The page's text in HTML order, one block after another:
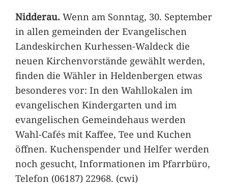
Nidderau.Wenn am Sonntag, 30. September
in allen gemeinden der Evangelischen
Landeskirchen Kurhessen-Waldeck die
neuen Kirchenvorstände gewählt werden,
finden die Wähler in Heldenbergen etwas
besonderes vor: In den Wahllokalen im
evangelischen Kindergarten und im
evangelischen Gemeindehaus werden
Wahl-Cafés mit Kaffee, Tee und Kuchen
öffnen. Kuchenspender und Helfer werden
noch gesucht, Informationen im Pfarrbüro,
Telefon (06187) 22968. (cwi)